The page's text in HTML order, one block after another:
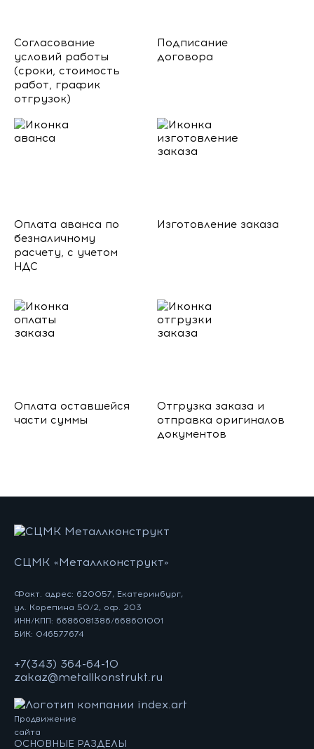
Согласование
условий работы
(сроки, стоимость
работ, график
отгрузок)
Подписание
договора
Оплата аванса по
безналичному
расчету, с учетом
НДС
Изготовление заказа
Оплата оставшейся
части суммы
Отгрузка заказа и
отправка оригиналов
документов
СЦМК «Металлконструкт»
Факт. адрес: 620057, Екатеринбург,
ул. Корепина 50/2, оф. 203
ИНН/КПП: 6686081386/668601001
БИК: 046577674
+7(343) 364-64-10
zakaz@metallkonstrukt.ru
Продвижение
сайта
ОСНОВНЫЕ РАЗДЕЛЫ